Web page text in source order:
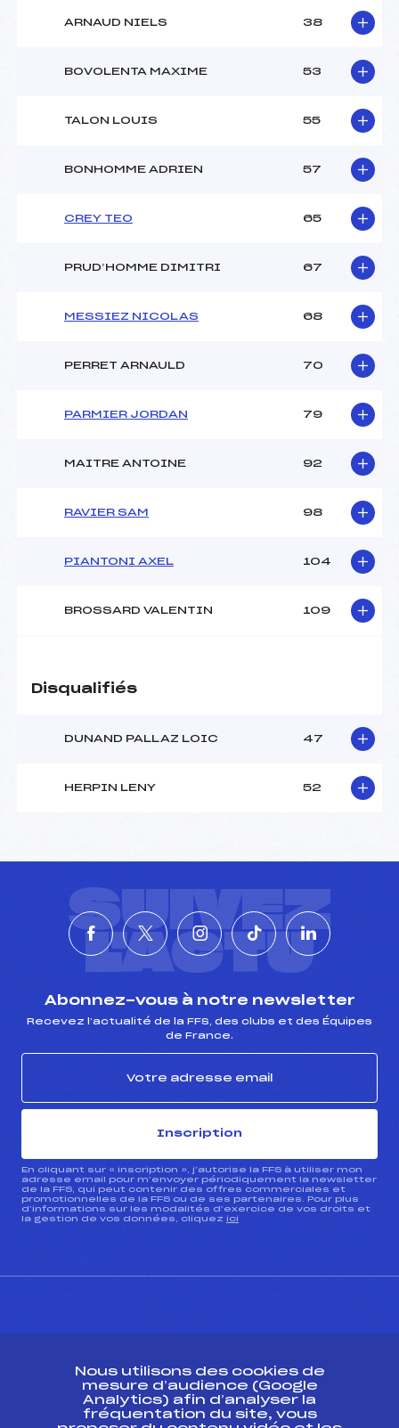
ARNAUD NIELS 38
BOVOLENTA MAXIME 53
TALON LOUIS 55
BONHOMME ADRIEN 57
CREY TEO 65
PRUD’HOMME DIMITRI 67
MESSIEZ NICOLAS 68
PERRET ARNAULD 70
PARMIER JORDAN 79
MAITRE ANTOINE 92
RAVIER SAM 98
PIANTONI AXEL 104
BROSSARD VALENTIN 109
Disqualifiés
DUNAND PALLAZ LOIC 47
HERPIN LENY 52
SUIVEZ
L'ACTU
Abonnez-vous à notre newsletter
Recevez l’actualité de la FFS, des clubs et des Équipes
de France.
Inscription
En cliquant sur « inscription », j’autorise la FFS à utiliser mon
adresse email pour m’envoyer périodiquement la newsletter
de la FFS, qui peut contenir des offres commerciales et
promotionnelles de la FFS ou de ses partenaires. Pour plus
d’informations sur les modalités d’exercice de vos droits et
la gestion de vos données, cliquez ici
Ressources
Nous utilisons des cookies de
mesure d’audience (Google
Analytics) afin d’analyser la
fréquentation du site, vous